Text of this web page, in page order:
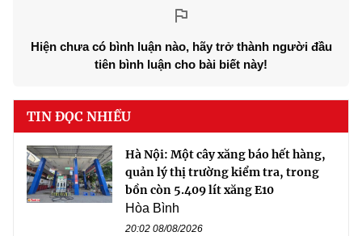
Hiện chưa có bình luận nào, hãy trở thành người đầu
tiên bình luận cho bài biết này!
TIN ĐỌC NHIỀU
Hà Nội: Một cây xăng báo hết hàng,
quản lý thị trường kiểm tra, trong
bồn còn 5.409 lít xăng E10
Hòa Bình
20:02 08/08/2026